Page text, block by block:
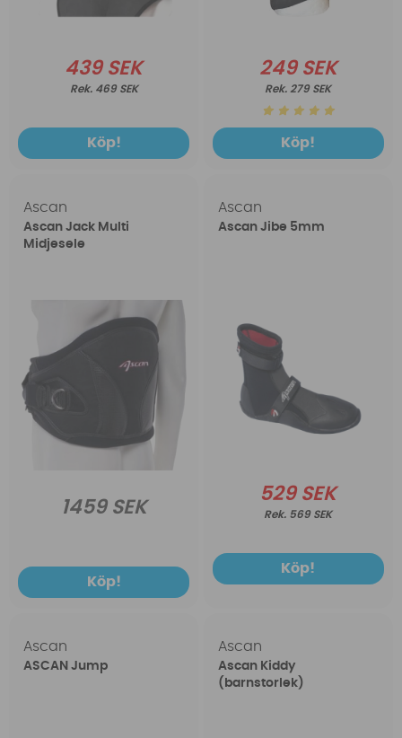
439 SEK
469 SEK
Köp!
249 SEK
279 SEK
Köp!
Ascan
Ascan Jack Multi
Midjesele
1459 SEK
Köp!
Ascan
Ascan Jibe 5mm
529 SEK
569 SEK
Köp!
Ascan
ASCAN Jump
Ascan
Ascan Kiddy
(barnstorlek)